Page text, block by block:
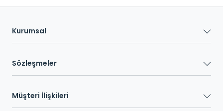
Kurumsal
Sözleşmeler
Müşteri İlişkileri